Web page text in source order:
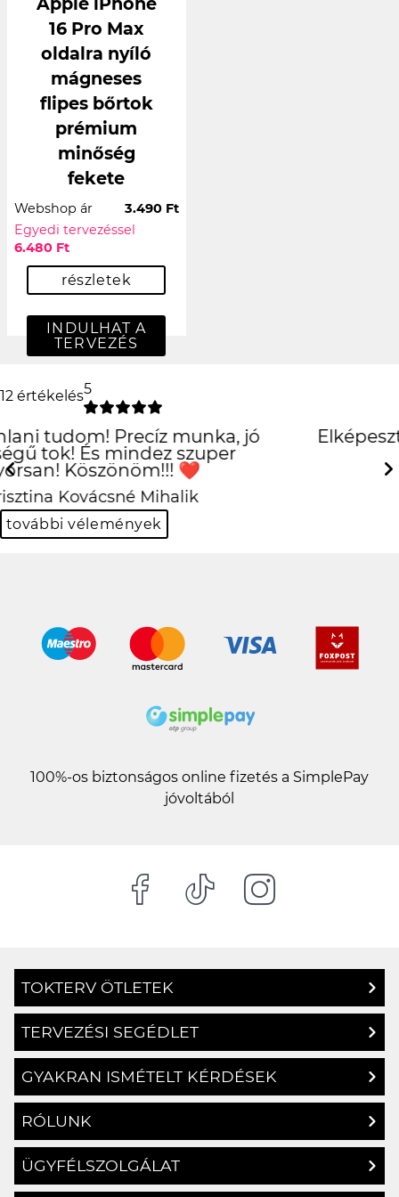
16 Pro Max
oldalra nyíló
mágneses
flipes bőrtok
prémium
minőség
fekete
Webshop ár
3.490 Ft
Egyedi tervezéssel
6.480 Ft
részletek
INDULHAT A
TERVEZÉS
12 értékelés5
Elképesztően jó lett, köszönöm
szepen
Kinga Borsos-Kuti
Previous
további vélemények
jóvoltából
TOKTERV ÖTLETEK
TERVEZÉSI SEGÉDLET
GYAKRAN ISMÉTELT KÉRDÉSEK
RÓLUNK
ÜGYFÉLSZOLGÁLAT